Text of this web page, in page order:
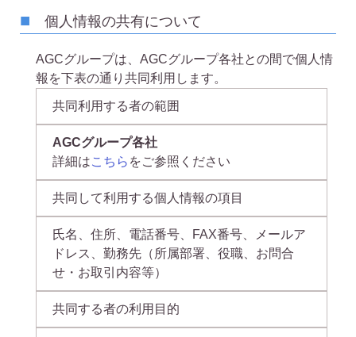
個人情報の共有について
AGCグループは、AGCグループ各社との間で個人情
報を下表の通り共同利用します。
共同利用する者の範囲
AGCグループ各社
詳細はこちら をご参照ください
共同して利用する個人情報の項目
氏名、住所、電話番号、FAX番号、メールア
ドレス、勤務先（所属部署、役職、お問合
せ・お取引内容等）
共同する者の利用目的